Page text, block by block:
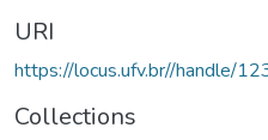
URI
https://locus.ufv.br//handle/
Collections